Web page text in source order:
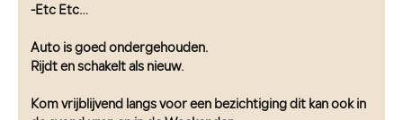
-Etc Etc…
Auto is goed ondergehouden.
Rijdt en schakelt als nieuw.
Kom vrijblijvend langs voor een bezichtiging dit kan ook in